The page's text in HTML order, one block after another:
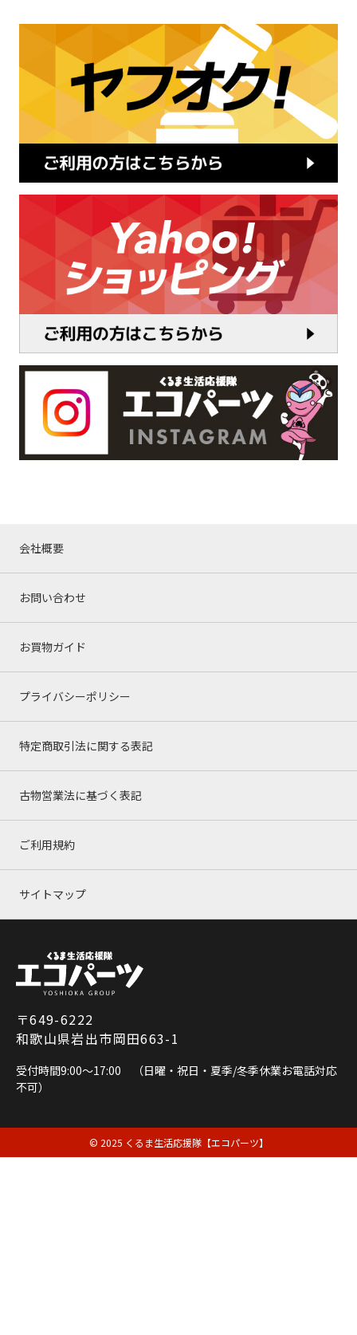
会社概要
お問い合わせ
お買物ガイド
プライバシーポリシー
特定商取引法に関する表記
古物営業法に基づく表記
ご利用規約
サイトマップ
〒649-6222
和歌山県岩出市岡田663-1
受付時間9:00～17:00 （日曜・祝日・夏季/冬季休業お電話対応
不可）
© 2025 くるま生活応援隊【エコパーツ】